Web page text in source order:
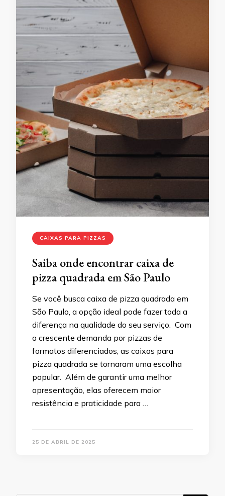
CAIXAS PARA PIZZAS
Saiba onde encontrar caixa de
pizza quadrada em São Paulo
Se você busca caixa de pizza quadrada em
São Paulo, a opção ideal pode fazer toda a
diferença na qualidade do seu serviço. Com
a crescente demanda por pizzas de
formatos diferenciados, as caixas para
pizza quadrada se tornaram uma escolha
popular. Além de garantir uma melhor
apresentação, elas oferecem maior
resistência e praticidade para …
25 DE ABRIL DE 2025